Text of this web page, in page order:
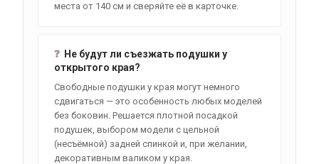
места от 140 см и сверяйте её в карточке.
❓ Не будут ли съезжать подушки у
открытого края?
Свободные подушки у края могут немного
сдвигаться — это особенность любых моделей
без боковин. Решается плотной посадкой
подушек, выбором модели с цельной
(несъёмной) задней спинкой и, при желании,
декоративным валиком у края.